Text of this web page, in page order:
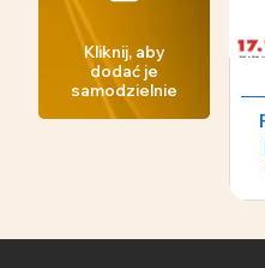
Kliknij, aby
dodać je
samodzielnie